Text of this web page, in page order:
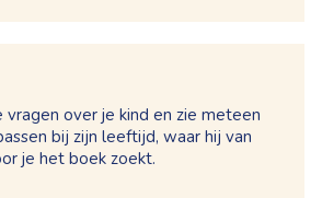
over je kind en zie meteen
bij zijn leeftijd, waar hij van
je het boek zoekt.